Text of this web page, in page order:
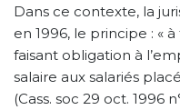
Dans ce contexte, la
en 1996, le principe : «
faisant obligation à
salaire aux salariés
(Cass. soc 29 oct. 1996